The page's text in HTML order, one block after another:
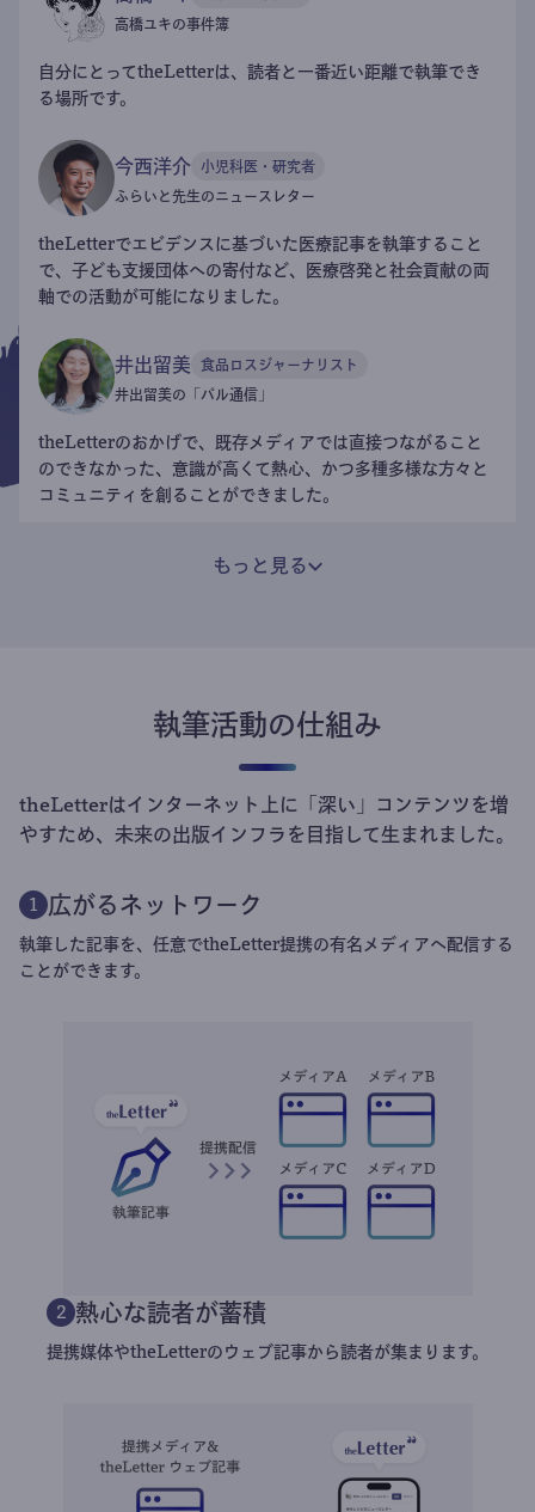
高橋ユキの事件簿
自分にとってtheLetterは、読者と一番近い距離で執筆でき
る場所です。
今西洋介 小児科医・研究者
ふらいと先生のニュースレター
theLetterでエビデンスに基づいた医療記事を執筆すること
で、子ども支援団体への寄付など、医療啓発と社会貢献の両
軸での活動が可能になりました。
井出留美 食品ロスジャーナリスト
井出留美の「パル通信」
theLetterのおかげで、既存メディアでは直接つながること
のできなかった、意識が高くて熱心、かつ多種多様な方々と
コミュニティを創ることができました。
もっと見る
執筆活動の仕組み
theLetterはインターネット上に「深い」コンテンツを増
やすため、未来の出版インフラを目指して生まれました。
1 広がるネットワーク
執筆した記事を、任意でtheLetter提携の有名メディアへ配信する
ことができます。
2 熱心な読者が蓄積
提携媒体やtheLetterのウェブ記事から読者が集まります。